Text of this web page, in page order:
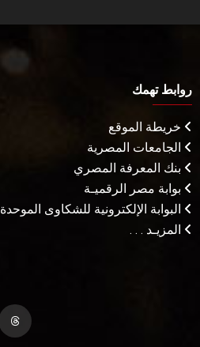
روابط تهمك
خريطة الموقع
الجامعات المصرية
بنك المعرفة المصري
بوابة مصر الرقميـة
البوابة الإلكترونية للشكاوى الموحدة
المزيـد . . .